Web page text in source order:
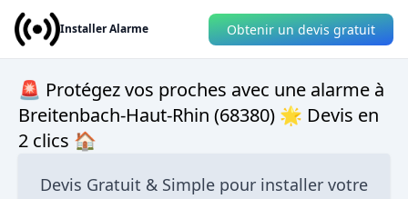
Installer Alarme Obtenir un devis gratuit
🚨 Protégez vos proches avec une alarme à
Breitenbach-Haut-Rhin (68380) 🌟 Devis en
2 clics 🏠
Devis Gratuit & Simple pour installer votre